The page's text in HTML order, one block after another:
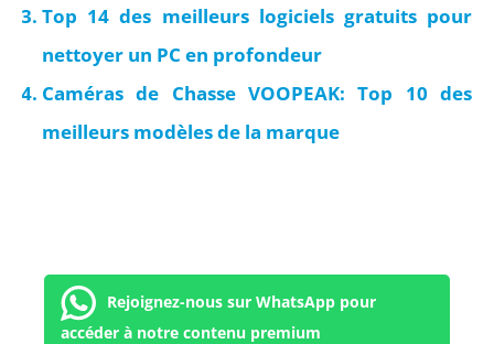
Top 14 des meilleurs logiciels gratuits pour
nettoyer un PC en profondeur
Caméras de Chasse VOOPEAK: Top 10 des
meilleurs modèles de la marque
Rejoignez-nous sur WhatsApp pour
accéder à notre contenu premium